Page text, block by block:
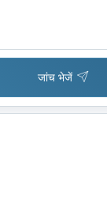
जांच भेजें